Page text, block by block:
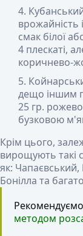
врожайність
смак білої
4 плескаті,
коричнево-
дещо іншим
25 гр.
бузковою
Крім цього,
вирощують такі
як: Чапаєвський,
Бонілла та
методом